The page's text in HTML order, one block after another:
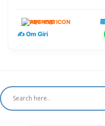
लाइफ स्टाइल
✍️ Om Giri